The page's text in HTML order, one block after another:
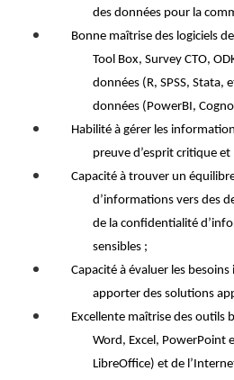
des données pour la
Bonne maîtrise des logiciels
Tool Box, Survey CTO,
données (R, SPSS, Stata,
données (PowerBI,
Habilité à gérer les
preuve d’esprit critique
Capacité à trouver un
d’informations vers des
de la confidentialité
sensibles ;
Capacité à évaluer les besoins
apporter des solutions
Excellente maîtrise des outils
Word, Excel, PowerPoint
LibreOffice) et de